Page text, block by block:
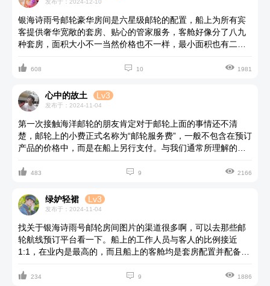
发布于：2024-12-10
银海诗雨号邮轮豪华房间是六星级邮轮的配置，船上为所有宾
客提供奢华宽敞的套房、贴心的管家服务，客舱好像分了八九
种套房，面积大小不一当然价格也不一样，最小面积也有二十
廊和各种公区配套设施等等。这个品牌在业内算是顶级的了绝
 608  10  1981
心中的故土 Lv3
发布于：2024-11-04
第一次接触海洋邮轮的朋友肯定对于邮轮上面的事情还不清
楚，邮轮上的小费正式名称为“邮轮服务费”，一般不包含在预订
产品的价格中，而是在船上另行支付。与我们通常所理解的小
金额固定（一般每人每晚10美元左右，部分邮轮对儿童的邮轮
来做什么的呢？邮轮公司在统一收取了邮轮服务费后，最主要
的用途是作为工作报酬支付给船上服务人员（包括舱房服务
的“小费”？当然可以，如果对某位工作人员的服务特别满意，可
以自行给小费，以示感谢。但这与船方收取的邮轮服务费并无
关系，自行支付给某位工作人员的小费金额，也不会在应支付
比较贵的，所以船票内饰包含了服务费的，无须另外支付，想
 483  9  2166
绿妒轻裙 Lv3
发布于：2024-11-04
找关于银海诗雨号邮轮房间图片的渠道很多啊，可以去那些邮
轮航线预订平台看一下。船上的工作人员与客人的比例接近
1:1，在业内是最高的，而且船上的客舱均是套房配置并配备管
富，闲暇时间去甲板上享受日光浴，或者是去健身室内消食锻
 234  9  1886